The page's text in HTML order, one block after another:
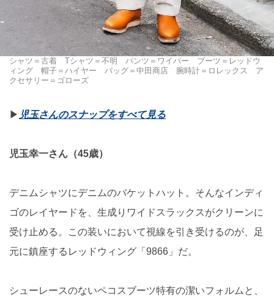
シャツ＝古着 Tシャツ＝不明 パンツ＝ワイパー ブーツ＝レッドウ
ィング 帽子＝ハイヤー バッグ＝中田商店 腕時計＝ロレックス ア
クセサリー＝ゴローズ
▶︎ 児玉さんのスナップをすべて見る
児玉幸一さん（45歳）
デニムシャツにデニムのバケットハット。そんなインディ
ゴのレイヤードを、生成りワイドスラックスがクリーンに
受け止める。この装いにおいて視線を引き受けるのが、足
元に鎮座するレッドウィング「9866」だ。
シューレースのないペコスブーツ特有の潔いフォルムと、